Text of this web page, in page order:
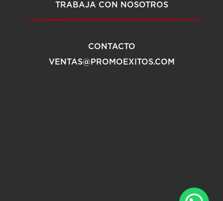
TRABAJA CON NOSOTROS
CONTACTO
VENTAS@PROMOEXITOS.COM